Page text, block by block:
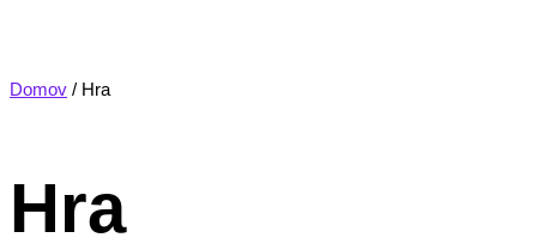
Domov / Hra
Hra